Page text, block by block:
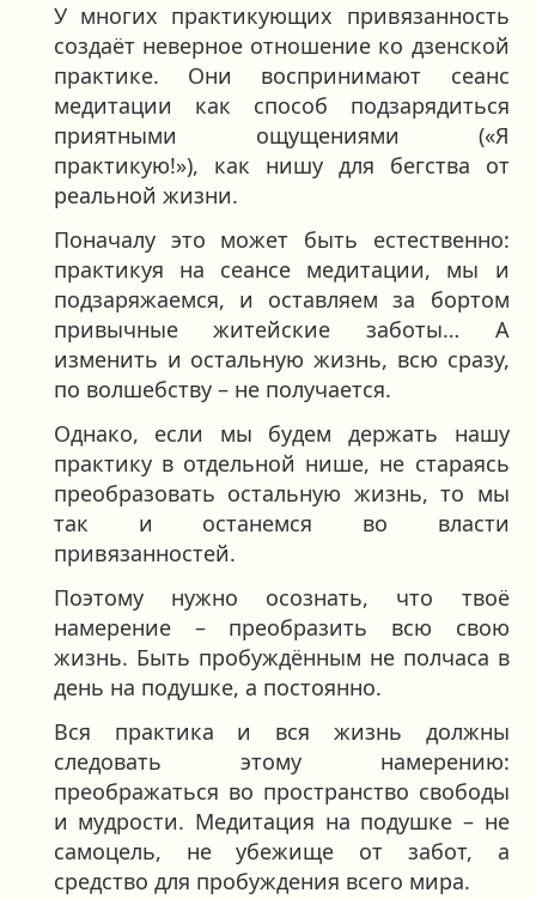
У многих практикующих привязанность
создаёт неверное отношение ко дзенской
практике. Они воспринимают сеанс
медитации как способ подзарядиться
приятными ощущениями («Я
практикую!»), как нишу для бегства от
реальной жизни.
Поначалу это может быть естественно:
практикуя на сеансе медитации, мы и
подзаряжаемся, и оставляем за бортом
привычные житейские заботы… А
изменить и остальную жизнь, всю сразу,
по волшебству – не получается.
Однако, если мы будем держать нашу
практику в отдельной нише, не стараясь
преобразовать остальную жизнь, то мы
так и останемся во власти
привязанностей.
Поэтому нужно осознать, что твоё
намерение – преобразить всю свою
жизнь. Быть пробуждённым не полчаса в
день на подушке, а постоянно.
Вся практика и вся жизнь должны
следовать этому намерению:
преображаться во пространство свободы
и мудрости. Медитация на подушке – не
самоцель, не убежище от забот, а
средство для пробуждения всего мира.